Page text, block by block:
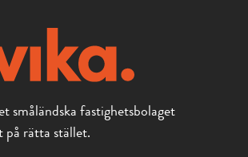
småländska fastighetsbolaget
på rätta stället.